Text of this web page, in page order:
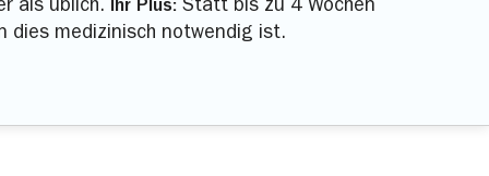
als üblich. Ihr Plus: Statt bis zu 4 Wochen
dies medizinisch notwendig ist.